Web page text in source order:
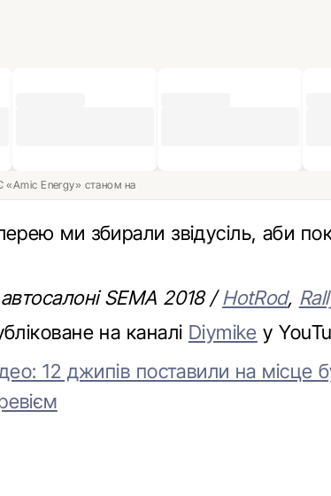
«Amic Energy» станом на
ми збирали звідусіль, аби
SEMA 2018 /HotRod,
на каналі Diymike у
12 джипів поставили на місце